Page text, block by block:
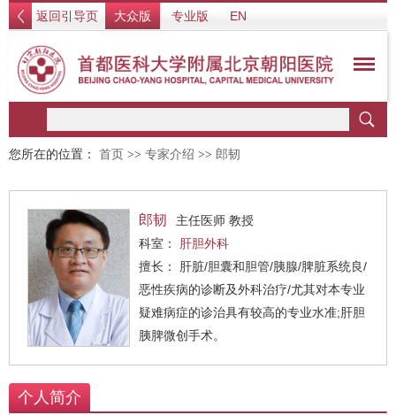
返回引导页 大众版 专业版 EN
您所在的位置： 首页 >> 专家介绍 >> 郎韧
郎韧
主任医师 教授
科室：
肝胆外科
擅长： 肝脏/胆囊和胆管/胰腺/脾脏系统良/
恶性疾病的诊断及外科治疗/尤其对本专业
疑难病症的诊治具有较高的专业水准;肝胆
胰脾微创手术。
个人简介